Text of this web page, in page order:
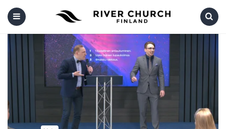
Menu Search